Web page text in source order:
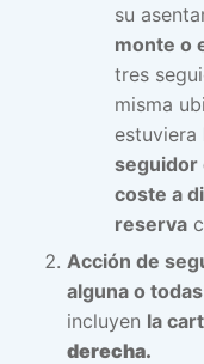
su
monte o
tres
misma
estuviera
seguidor
coste a
reserva
Acción de
alguna o
incluyen la
derecha.